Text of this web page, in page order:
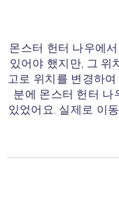
몬스터 헌터 나우에
있어야 했지만, 그 위
고로 위치를 변경하
분에 몬스터 헌터 나
있었어요. 실제로 이